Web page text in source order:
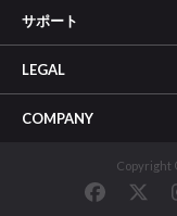
サポート
LEGAL
COMPANY
Copyright